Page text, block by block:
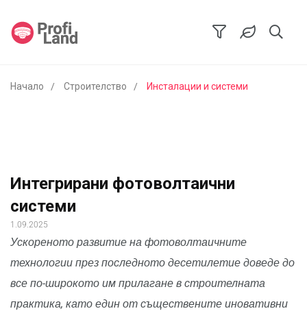
Начало Строителство Инсталации и системи
Интегрирани фотоволтаични
системи
1.09.2025
Ускореното развитие на фотоволтаичните
технологии през последното десетилетие доведе до
все по-широкото им прилагане в строителната
практика, като един от съществените иновативни